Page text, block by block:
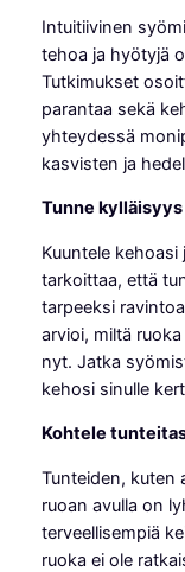
Intuitiivinen
tehoa ja hyötyjä
Tutkimukset
parantaa sekä
yhteydessä
kasvisten ja
Tunne kylläisyys
Kuuntele kehoasi
tarkoittaa, että
tarpeeksi
arvioi, miltä
nyt. Jatka
kehosi sinulle
Kohtele
Tunteiden, kuten
ruoan avulla on
terveellisempiä
ruoka ei ole